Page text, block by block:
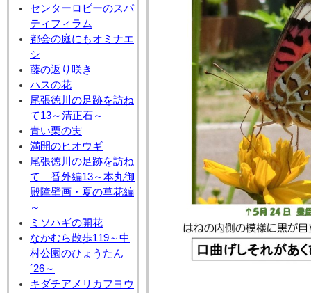
センターロビーのスパ
ティフィラム
都会の庭にもオミナエ
シ
藤の返り咲き
ハスの花
尾張徳川の足跡を訪ね
て13～清正石～
青い栗の実
満開のヒオウギ
尾張徳川の足跡を訪ね
て 番外編13～本丸御
殿障壁画・夏の草花編
～
ミソハギの開花
なかむら散歩119～中
村公園のひょうたん
´26～
キダチアメリカフヨウ